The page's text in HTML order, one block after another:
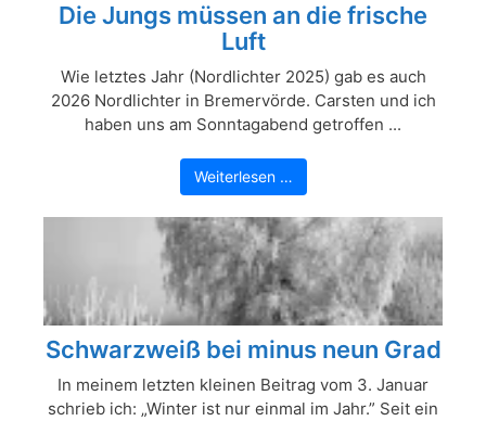
Die Jungs müssen an die frische
Luft
Wie letztes Jahr (Nordlichter 2025) gab es auch
2026 Nordlichter in Bremervörde. Carsten und ich
haben uns am Sonntagabend getroffen ...
Weiterlesen …
Schwarzweiß bei minus neun Grad
In meinem letzten kleinen Beitrag vom 3. Januar
schrieb ich: „Winter ist nur einmal im Jahr.” Seit ein